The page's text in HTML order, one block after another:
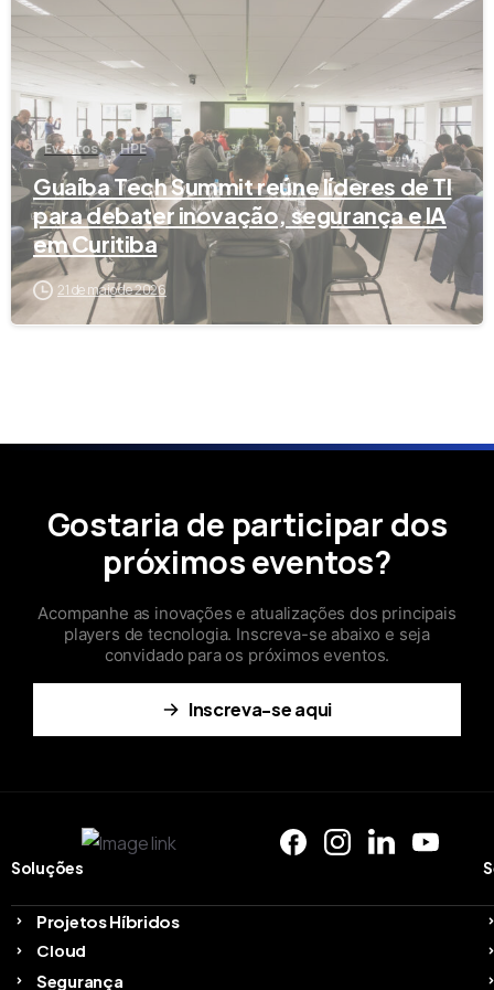
Eventos HPE
Guaíba Tech Summit reúne líderes de TI
para debater inovação, segurança e IA
em Curitiba
21 de maio de 2026
Gostaria de participar dos
próximos eventos?
Acompanhe as inovações e atualizações dos principais
players de tecnologia. Inscreva-se abaixo e seja
convidado para os próximos eventos.
Inscreva-se aqui
Soluções
Projetos Híbridos
Cloud
Segurança